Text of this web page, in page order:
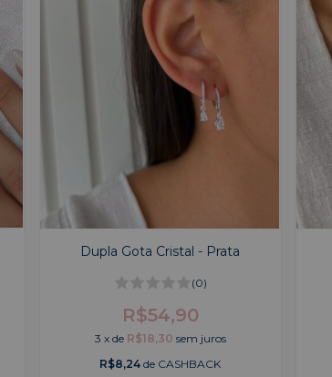
Dupla Gota Cristal - Prata
(0)
R$54,90
3 x de R$18,30 sem juros
R$8,24 de CASHBACK